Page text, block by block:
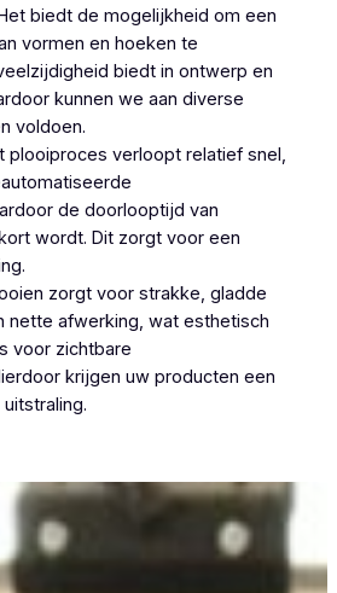
biedt de mogelijkheid om een
vormen en hoeken te
biedt in ontwerp en
kunnen we aan diverse
voldoen.
plooiproces verloopt relatief snel,
de doorlooptijd van
wordt. Dit zorgt voor een
zorgt voor strakke, gladde
nette afwerking, wat esthetisch
voor zichtbare
krijgen uw producten een